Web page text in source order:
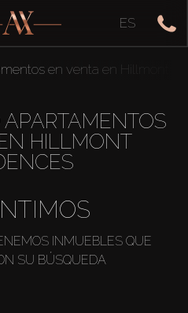
ES
en venta en Hillmont
HILLMONT
INMUEBLES QUE
SU BÚSQUEDA